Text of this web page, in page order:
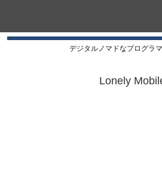
デジタルノマドなプログラ
Lonely